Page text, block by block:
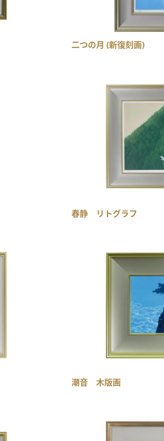
二つの月 (新復刻画)
春静 リトグラフ
潮音 木版画